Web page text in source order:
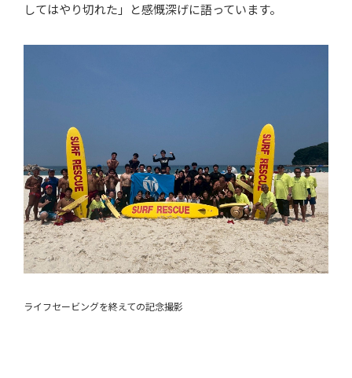
してはやり切れた」と感慨深げに語っています。
ライフセービングを終えての記念撮影